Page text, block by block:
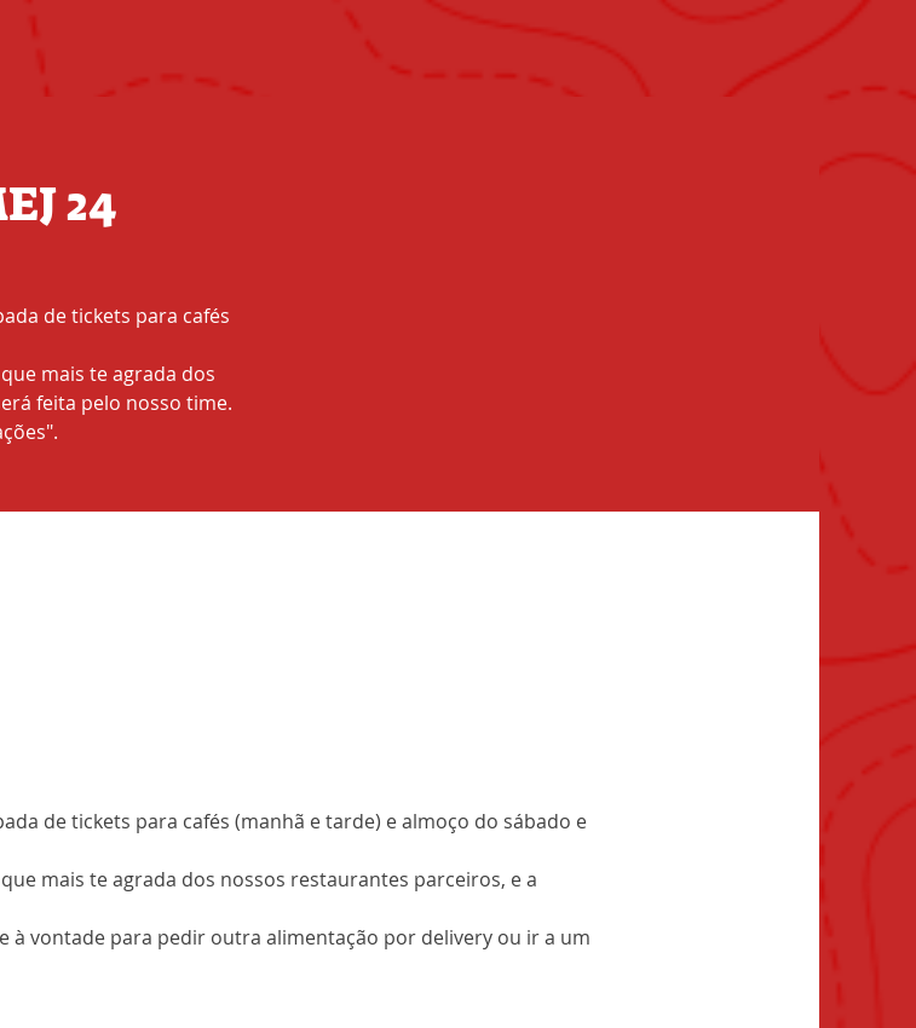
24
de tickets para cafés
mais te agrada dos
feita pelo nosso time.
de tickets para cafés (manhã e tarde) e almoço do sábado e
mais te agrada dos nossos restaurantes parceiros, e a
à vontade para pedir outra alimentação por delivery ou ir a um